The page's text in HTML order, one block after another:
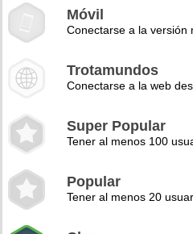
Móvil
Conectarse a la versión
Trotamundos
Conectarse a la web
Super Popular
Tener al menos 100
Popular
Tener al menos 20